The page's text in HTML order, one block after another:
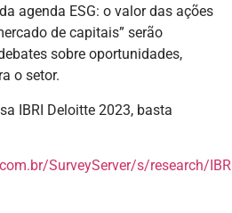
agenda ESG: o valor das ações
de capitais” serão
sobre oportunidades,
o setor.
IBRI Deloitte 2023, basta
SurveyServer/s/research/